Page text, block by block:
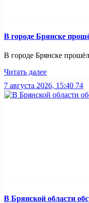
В городе Брянске
В городе Брянске
Читать далее
7 августа 2026, 15:40 74
В Брянской области